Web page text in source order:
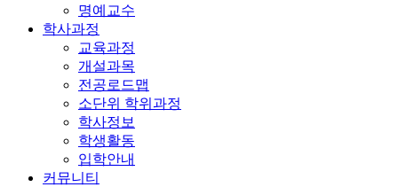
명예교수
학사과정
교육과정
개설과목
전공로드맵
소단위 학위과정
학사정보
학생활동
입학안내
커뮤니티